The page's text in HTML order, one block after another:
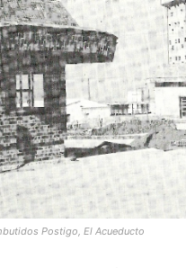
Postigo, El Acueducto